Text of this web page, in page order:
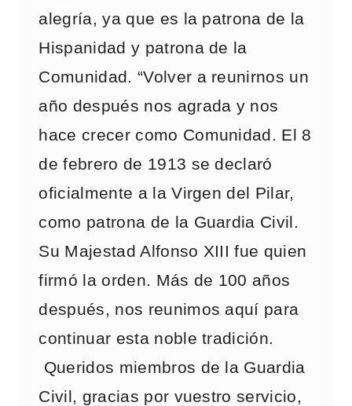
alegría, ya que es la patrona de la
Hispanidad y patrona de la
Comunidad. “Volver a reunirnos un
año después nos agrada y nos
hace crecer como Comunidad. El 8
de febrero de 1913 se declaró
oficialmente a la Virgen del Pilar,
como patrona de la Guardia Civil.
Su Majestad Alfonso XIII fue quien
firmó la orden. Más de 100 años
después, nos reunimos aquí para
continuar esta noble tradición.
Queridos miembros de la Guardia
Civil, gracias por vuestro servicio,